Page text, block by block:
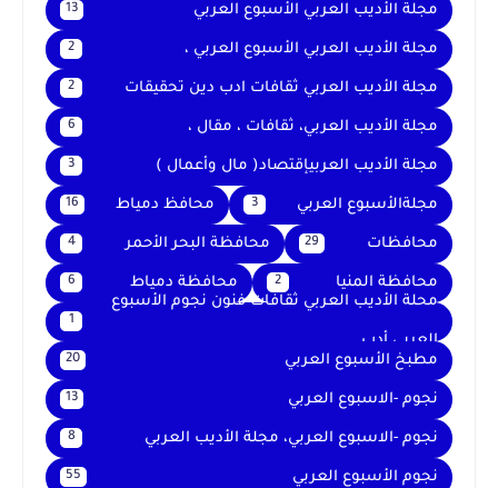
مجلة الأديب العربي الأسبوع العربي 13
مجلة الأديب العربي الأسبوع العربي ، 2
مجلة الأديب العربي ثقافات ادب دين تحقيقات 2
مجلة الأديب العربي، ثقافات ، مقال ، 6
مجلة الأديب العربيإقتصاد( مال وأعمال ) 3
مجلةالأسبوع العربي 3 محافظ دمياط 16
محافظات 29 محافظة البحر الأحمر 4
محافظة المنيا 2 محافظة دمياط 6
محلة الأديب العربي ثقافات فنون نجوم الأسبوع
العربي أدب
1
مطبخ الأسبوع العربي 20
نجوم -الاسبوع العربي 13
نجوم -الاسبوع العربي، مجلة الأديب العربي 8
نجوم الأسبوع العربي 55